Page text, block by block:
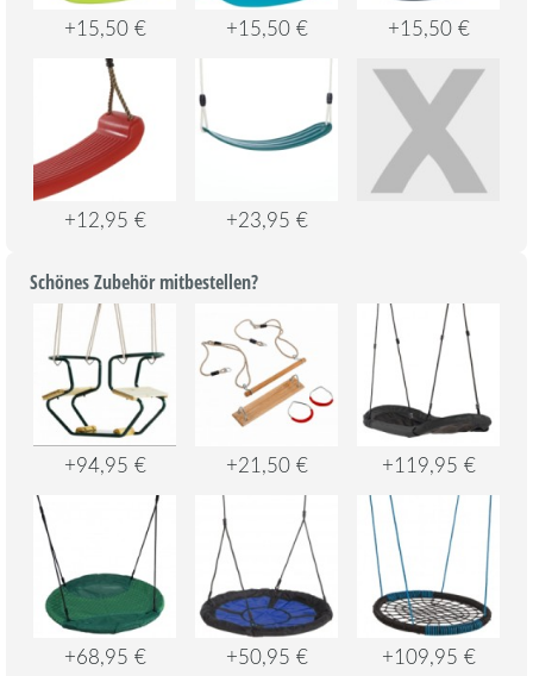
+15,50 € +15,50 € +15,50 €
+12,95 € +23,95 €
Schönes Zubehör mitbestellen?
+94,95 € +21,50 € +119,95 €
+68,95 € +50,95 € +109,95 €